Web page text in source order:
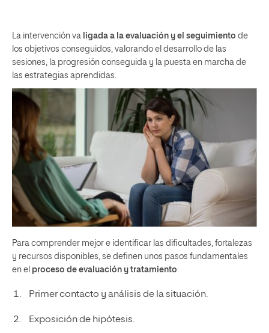
La intervención va ligada a la evaluación y el seguimiento de
los objetivos conseguidos, valorando el desarrollo de las
sesiones, la progresión conseguida y la puesta en marcha de
las estrategias aprendidas.
Para comprender mejor e identificar las dificultades, fortalezas
y recursos disponibles, se definen unos pasos fundamentales
en el proceso de evaluación y tratamiento:
Primer contacto y análisis de la situación.
Exposición de hipótesis.